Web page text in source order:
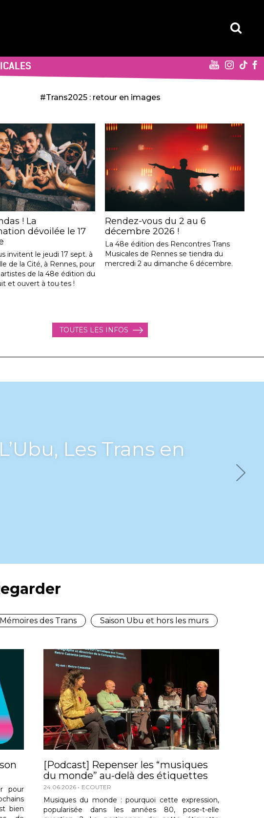
#Trans2025 : retour en images
! La
dévoilée le 17
invitent le jeudi 17 sept. à
de la Cité, à Rennes, pour
de la 48e édition du
et ouvert à tou·tes !
Rendez-vous du 2 au 6
décembre 2026 !
La 48e édition des Rencontres Trans
Musicales de Rennes se tiendra du
mercredi 2 au dimanche 6 décembre.
TOUTES LES INFOS
Les Trans en
Next
Mémoires des Trans Saison Ubu et hors les murs
pour
bien
[Podcast] Repenser les “musiques
du monde” au-delà des étiquettes
24.06.2026 ECOUTER
Musiques du monde : pourquoi cette expression,
popularisée dans les années 80, pose-t-elle